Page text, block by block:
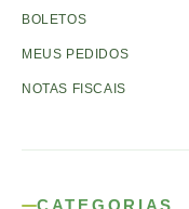
BOLETOS
MEUS PEDIDOS
NOTAS FISCAIS
CATEGORIAS